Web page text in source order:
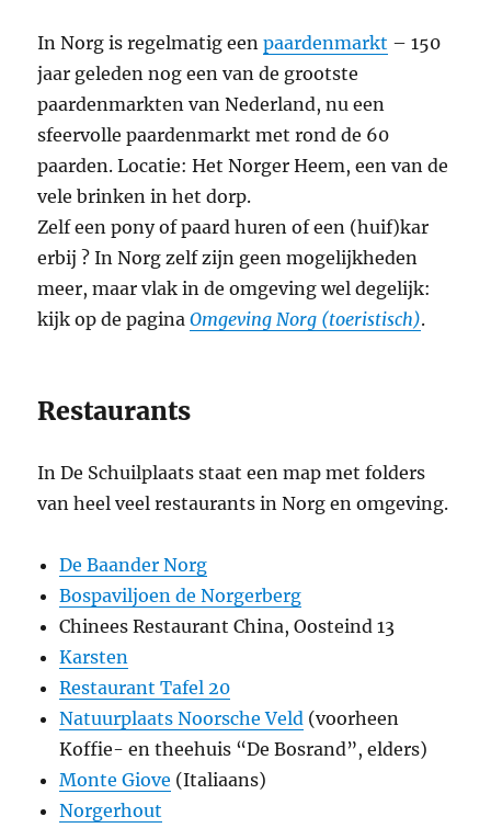
In Norg is regelmatig eenpaardenmarkt – 150
jaar geleden nog een van de grootste
paardenmarkten van Nederland, nu een
sfeervolle paardenmarkt met rond de 60
paarden. Locatie: Het Norger Heem, een van de
vele brinken in het dorp.
Zelf een pony of paard huren of een (huif)kar
erbij ? In Norg zelf zijn geen mogelijkheden
meer, maar vlak in de omgeving wel degelijk:
kijk op de paginaOmgeving Norg (toeristisch).
Restaurants
In De Schuilplaats staat een map met folders
van heel veel restaurants in Norg en omgeving.
De Baander Norg
Bospaviljoen de Norgerberg
Chinees Restaurant China, Oosteind 13
Karsten
Restaurant Tafel 20
Natuurplaats Noorsche Veld (voorheen
Koffie- en theehuis “De Bosrand”, elders)
Monte Giove (Italiaans)
Norgerhout